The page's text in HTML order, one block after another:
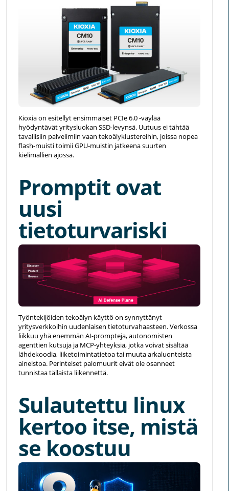
Kioxia on esitellyt ensimmäiset PCIe 6.0 -väylää
hyödyntävät yritysluokan SSD-levynsä. Uutuus ei tähtää
tavallisiin palvelimiin vaan tekoälyklustereihin, joissa nopea
flash-muisti toimii GPU-muistin jatkeena suurten
kielimallien ajossa.
Promptit ovat
uusi
tietoturvariski
Työntekijöiden tekoälyn käyttö on synnyttänyt
yritysverkkoihin uudenlaisen tietoturvahaasteen. Verkossa
liikkuu yhä enemmän AI-prompteja, autonomisten
agenttien kutsuja ja MCP-yhteyksiä, jotka voivat sisältää
lähdekoodia, liiketoimintatietoa tai muuta arkaluonteista
aineistoa. Perinteiset palomuurit eivät ole osanneet
tunnistaa tällaista liikennettä.
Sulautettu linux
kertoo itse, mistä
se koostuu